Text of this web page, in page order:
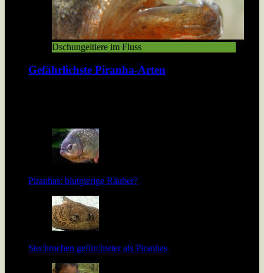
Dschungeltiere im Fluss
Gefährlichste Piranha-Arten
Piranhas: blutgierige Räuber?
Stechrochen gefürchteter als Piranhas